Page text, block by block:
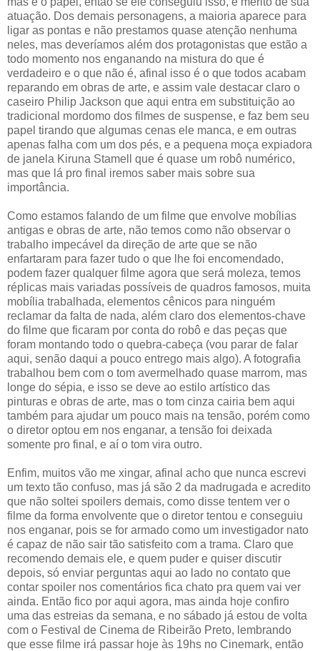
atuação. Dos demais personagens, a maioria aparece para
ligar as pontas e não prestamos quase atenção nenhuma
neles, mas deveríamos além dos protagonistas que estão a
todo momento nos enganando na mistura do que é
verdadeiro e o que não é, afinal isso é o que todos acabam
reparando em obras de arte, e assim vale destacar claro o
caseiro Philip Jackson que aqui entra em substituição ao
tradicional mordomo dos filmes de suspense, e faz bem seu
papel tirando que algumas cenas ele manca, e em outras
apenas falha com um dos pés, e a pequena moça expiadora
de janela Kiruna Stamell que é quase um robô numérico,
mas que lá pro final iremos saber mais sobre sua
importância.
Como estamos falando de um filme que envolve mobílias
antigas e obras de arte, não temos como não observar o
trabalho impecável da direção de arte que se não
enfartaram para fazer tudo o que lhe foi encomendado,
podem fazer qualquer filme agora que será moleza, temos
réplicas mais variadas possíveis de quadros famosos, muita
mobília trabalhada, elementos cênicos para ninguém
reclamar da falta de nada, além claro dos elementos-chave
do filme que ficaram por conta do robô e das peças que
foram montando todo o quebra-cabeça (vou parar de falar
aqui, senão daqui a pouco entrego mais algo). A fotografia
trabalhou bem com o tom avermelhado quase marrom, mas
longe do sépia, e isso se deve ao estilo artístico das
pinturas e obras de arte, mas o tom cinza cairia bem aqui
também para ajudar um pouco mais na tensão, porém como
o diretor optou em nos enganar, a tensão foi deixada
somente pro final, e aí o tom vira outro.
Enfim, muitos vão me xingar, afinal acho que nunca escrevi
um texto tão confuso, mas já são 2 da madrugada e acredito
que não soltei spoilers demais, como disse tentem ver o
filme da forma envolvente que o diretor tentou e conseguiu
nos enganar, pois se for armado como um investigador nato
é capaz de não sair tão satisfeito com a trama. Claro que
recomendo demais ele, e quem puder e quiser discutir
depois, só enviar perguntas aqui ao lado no contato que
contar spoiler nos comentários fica chato pra quem vai ver
ainda. Então fico por aqui agora, mas ainda hoje confiro
uma das estreias da semana, e no sábado já estou de volta
com o Festival de Cinema de Ribeirão Preto, lembrando
que esse filme irá passar hoje às 19hs no Cinemark, então